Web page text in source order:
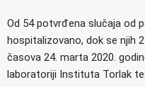
Od 54 potvrđena slučaja od
hospitalizovano, dok se njih
časova 24. marta 2020.
laboratoriji Instituta Torlak